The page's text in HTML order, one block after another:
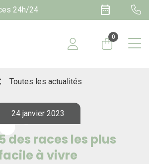
24h/24 date_range
0
Toutes les actualités
24 janvier 2023
des races les plus
à vivre